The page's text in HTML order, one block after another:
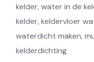
kelder, water in de
kelder, keldervloer
waterdicht maken,
kelderdichting